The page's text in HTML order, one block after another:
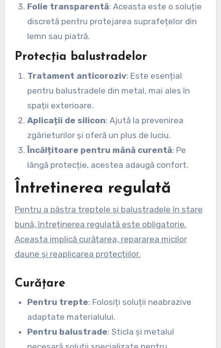
Folie transparentă: Aceasta este o soluție
discretă pentru protejarea suprafețelor din
lemn sau piatră.
Protecția balustradelor
Tratament anticoroziv: Este esențial
pentru balustradele din metal, mai ales în
spații exterioare.
Aplicații de silicon: Ajută la prevenirea
zgârieturilor și oferă un plus de luciu.
Încălțitoare pentru mână curentă: Pe
lângă protecție, acestea adaugă confort.
Întretinerea regulată
Pentru a păstra treptele și balustradele în stare
bună, întreținerea regulată este obligatorie.
Aceasta implică curățarea, repararea micilor
daune și reaplicarea protecțiilor.
Curățare
Pentru trepte: Folosiți soluții neabrazive
adaptate materialului.
Pentru balustrade: Sticla și metalul